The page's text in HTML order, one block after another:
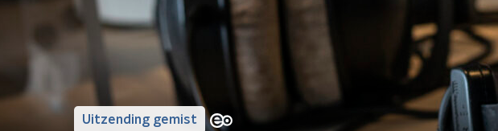
Uitzending gemist